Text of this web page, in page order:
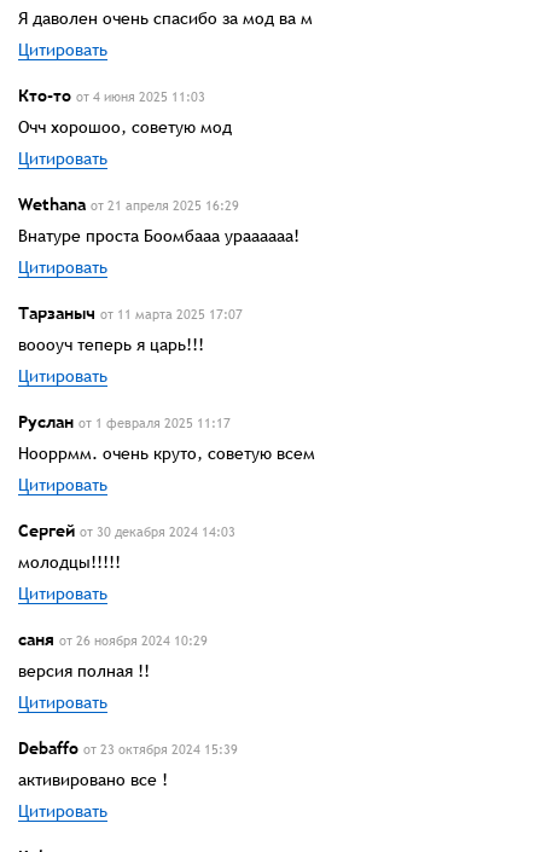
Я даволен очень спасибо за мод ва м
Цитировать
Кто-то от 4 июня 2025 11:03
Очч хорошоо, советую мод
Цитировать
Wethana от 21 апреля 2025 16:29
Внатуре проста Боомбааа ураааааа!
Цитировать
Тарзаныч от 11 марта 2025 17:07
воооуч теперь я царь!!!
Цитировать
Руслан от 1 февраля 2025 11:17
Нооррмм. очень круто, советую всем
Цитировать
Сергей от 30 декабря 2024 14:03
молодцы!!!!!
Цитировать
саня от 26 ноября 2024 10:29
версия полная !!
Цитировать
Debaffo от 23 октября 2024 15:39
активировано все !
Цитировать